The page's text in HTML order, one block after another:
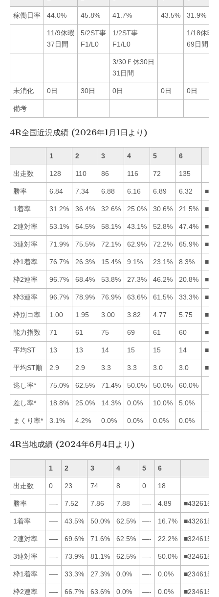
稼働日率 44.0% 45.8% 41.7% 43.5% 31.9%
11/9休暇
37日間
5/2ST事
F1/L0
1/2ST事
F1/L0
1/18休暇
69日間
3/30Ｆ休30日
31日間
未消化 0日 30日 0日 0日 0日
備考
4R全国近況成績 (2026年1月1日より)
1 2 3 4 5 6
出走数 128 110 86 116 72 135
勝率 6.84 7.34 6.88 6.16 6.89 6.32
1着率 31.2% 36.4% 32.6% 25.0% 30.6% 21.5%
2連対率 53.1% 64.5% 58.1% 43.1% 52.8% 47.4%
3連対率 71.9% 75.5% 72.1% 62.9% 72.2% 65.9%
枠1着率 76.7% 26.3% 15.4% 9.1% 23.1% 8.3%
枠2連率 96.7% 68.4% 53.8% 27.3% 46.2% 20.8%
枠3連率 96.7% 78.9% 76.9% 63.6% 61.5% 33.3%
枠別コ率 1.00 1.95 3.00 3.82 4.77 5.75
能力指数 71 61 75 69 61 60
平均ST 13 13 14 15 15 14
平均ST順 2.9 2.9 3.3 3.3 3.0 3.0
逃し率* 75.0% 62.5% 71.4% 50.0% 50.0% 60.0%
差し率* 18.8% 25.0% 14.3% 0.0% 10.0% 5.0%
まくり率* 3.1% 4.2% 0.0% 0.0% 0.0% 0.0%
4R当地成績 (2024年6月4日より)
1 2 3 4 5 6
出走数 0 23 74 8 0 18
勝率 —- 7.52 7.86 7.88 —- 4.89 ■432615
1着率 —- 43.5% 50.0% 62.5% —- 16.7% ■432615
2連対率 —- 69.6% 71.6% 62.5% —- 22.2% ■324615
3連対率 —- 73.9% 81.1% 62.5% —- 50.0% ■324615
枠1着率 —- 33.3% 27.3% 0.0% —- 0.0% ■234615
枠2連率 —- 66.7% 63.6% 0.0% —- 0.0% ■234615